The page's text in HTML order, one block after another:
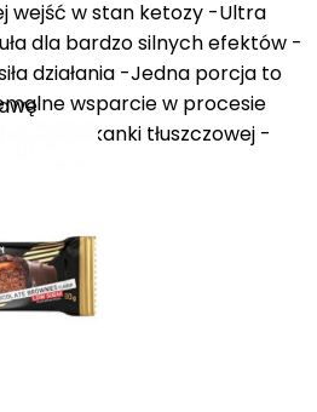
wejść w stan ketozy -Ultra
dla bardzo silnych efektów -
działania -Jedna porcja to
wsparcie w procesie
tkanki tłuszczowej -